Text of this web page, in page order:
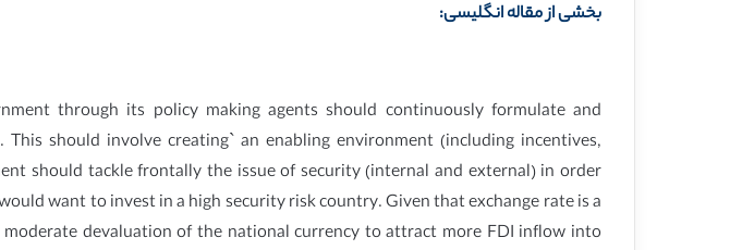
بخشی از مقاله انگلیسی:
through its policy making agents should continuously formulate and
should involve creating` an enabling environment (including incentives,
should tackle frontally the issue of security (internal and external) in order
want to invest in a high security risk country. Given that exchange rate is a
devaluation of the national currency to attract more FDI inflow into